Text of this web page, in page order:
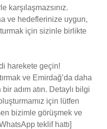
karşılaşmazsınız.
ve hedeflerinize uygun,
için sizinle birlikte
harekete geçin!
ve Emirdağ’da daha
adım atın. Detaylı bilgi
için lütfen
bizimle görüşmek ve
teklif hattı]